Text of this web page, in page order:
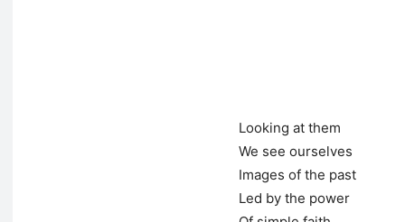
Looking at them
We see ourselves
Images of the past
Led by the power